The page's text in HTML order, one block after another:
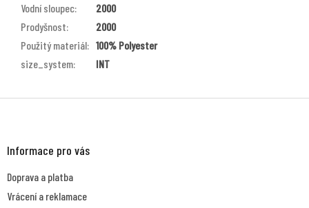
Vodní sloupec:
2000
Prodyšnost:
2000
Použitý materiál: 100% Polyester
size_system: INT
Informace pro vás
Doprava a platba
Vrácení a reklamace